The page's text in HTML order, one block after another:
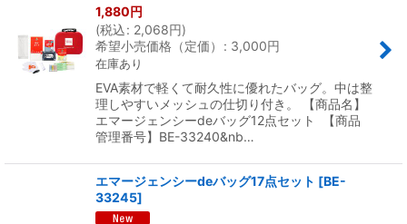
1,880円
(税込: 2,068円)
希望小売価格（定価）
: 3,000円
在庫あり
EVA素材で軽くて耐久性に優れたバッグ。中は整
理しやすいメッシュの仕切り付き。 【商品名】
エマージェンシーdeバッグ12点セット 【商品
管理番号】BE-33240&nb…
エマージェンシーdeバッグ17点セット [BE-
33245]